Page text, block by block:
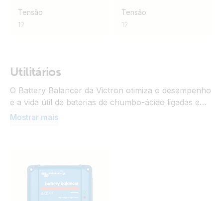
Tensão
12
Tensão
12
Utilitários
O Battery Balancer da Victron otimiza o desempenho
e a vida útil de baterias de chumbo-ácido ligadas em
série. Monitoriza a tensão de cada bateria de 12 V e
manutenção e aumenta a fiabilidade global do banco
de baterias.
Mostrar mais